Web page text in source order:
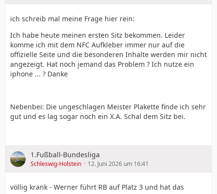
ich schreib mal meine Frage hier rein:
Ich habe heute meinen ersten Sitz bekommen. Leider
komme ich mit dem NFC Aufkleber immer nur auf die
offizielle Seite und die besonderen Inhalte werden mir nicht
angezeigt. Hat noch jemand das Problem ? Ich nutze ein
iphone ... ? Danke
Nebenbei: Die ungeschlagen Meister Plakette finde ich sehr
gut und es lag sogar noch ein X.A. Schal dem Sitz bei.
1.Fußball-Bundesliga
Schleswig-Holstein 12. Juni 2026 um 16:41
völlig krank - Werner führt RB auf Platz 3 und hat das